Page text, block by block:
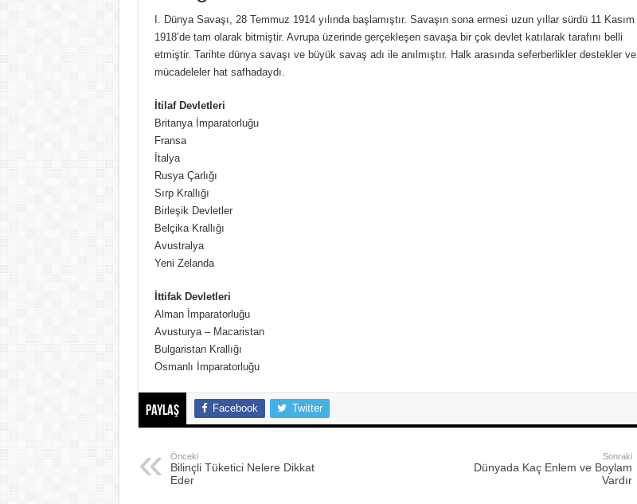
Pansiyon Nedir? Yarım ve Tam Pansiyon Nedir?
Basit Kesir Nedir? 20 Tane Örnek
Ardışık Sayılar Nedir ve Örnekler
I. Dünya Savaşı, 28 Temmuz 1914 yılında başlamıştır. Savaşın sona ermesi uzun yıllar sürdü 11 Kasım
1918’de tam olarak bitmiştir. Avrupa üzerinde gerçekleşen savaşa bir çok devlet katılarak tarafını belli
etmiştir. Tarihte dünya savaşı ve büyük savaş adı ile anılmıştır. Halk arasında seferberlikler destekler ve
mücadeleler hat safhadaydı.
İtilaf Devletleri
Britanya İmparatorluğu
Fransa
İtalya
Rusya Çarlığı
Sırp Krallığı
Birleşik Devletler
Belçika Krallığı
Avustralya
Yeni Zelanda
İttifak Devletleri
Alman İmparatorluğu
Avusturya – Macaristan
Bulgaristan Krallığı
Osmanlı İmparatorluğu
Paylaş Facebook Twitter
Önceki
Bilinçli Tüketici Nelere Dikkat
Eder
Sonraki
Dünyada Kaç Enlem ve Boylam
Vardır